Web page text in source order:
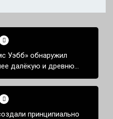
Уэбб» обнаружил
далёкую и древнюю
принципиально